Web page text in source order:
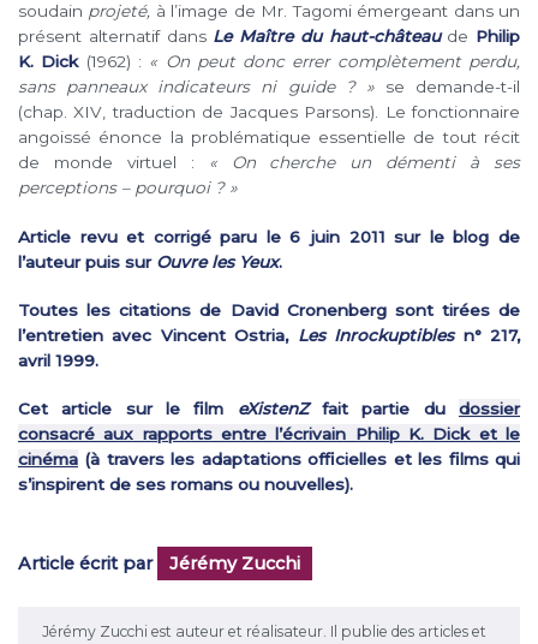
soudain projeté, à l’image de Mr. Tagomi émergeant dans un
présent alternatif dans Le Maître du haut-château de Philip
K. Dick (1962) : « On peut donc errer complètement perdu,
sans panneaux indicateurs ni guide ? » se demande-t-il
(chap. XIV, traduction de Jacques Parsons). Le fonctionnaire
angoissé énonce la problématique essentielle de tout récit
de monde virtuel : « On cherche un démenti à ses
perceptions – pourquoi ? »
Article revu et corrigé paru le 6 juin 2011 sur le blog de
l’auteur puis sur Ouvre les Yeux.
Toutes les citations de David Cronenberg sont tirées de
l’entretien avec Vincent Ostria, Les Inrockuptibles n° 217,
avril 1999.
Cet article sur le film eXistenZfait partie dudossier
consacré aux rapports entre l’écrivain Philip K. Dick et le
cinéma (à travers les adaptations officielles et les films qui
s’inspirent de ses romans ou nouvelles).
Article écrit par Jérémy Zucchi
Jérémy Zucchi est auteur et réalisateur. Il publie des articles et